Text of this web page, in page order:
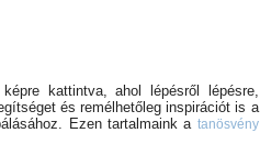
kattintva, ahol lépésről lépésre,
és remélhetőleg inspirációt is a
Ezen tartalmaink a tanösvény